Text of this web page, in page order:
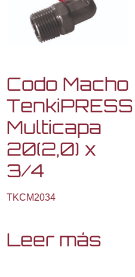
Codo Macho
TenkiPRESS
Multicapa
20(2,0) x
3/4
TKCM2034
Leer más